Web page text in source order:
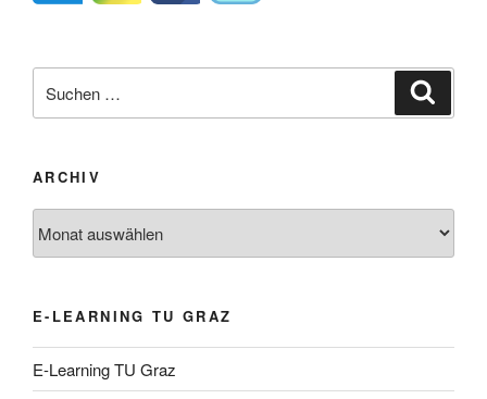
nach:
ARCHIV
E-LEARNING TU GRAZ
E-Learning TU Graz